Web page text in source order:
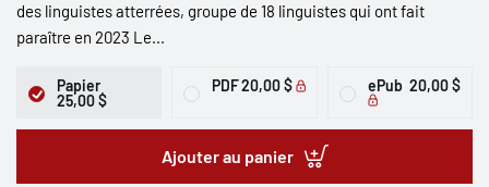
des linguistes atterrées, groupe de 18 linguistes qui ont fait
paraître en 2023 Le...
Papier
25,00 $
PDF20,00 $ ePub 20,00 $
Ajouter au panier